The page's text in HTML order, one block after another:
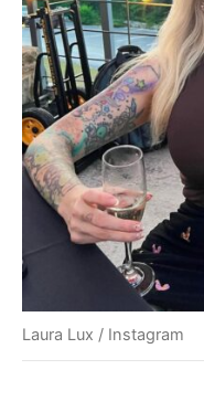
Laura Lux / Instagram